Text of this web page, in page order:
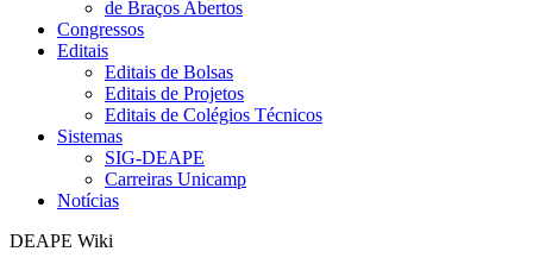
de Braços Abertos
Congressos
Editais
Editais de Bolsas
Editais de Projetos
Editais de Colégios Técnicos
Sistemas
SIG-DEAPE
Carreiras Unicamp
Notícias
DEAPE Wiki